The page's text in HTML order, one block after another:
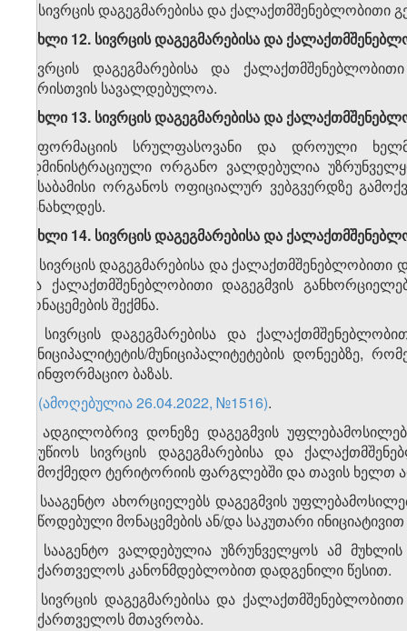
5. სივრცის დაგეგმარებისა და ქალაქთმშენებლობითი
მუხლი 12. სივრცის დაგეგმარებისა და
სივრცის დაგეგმარებისა და
პირისთვის სავალდებულოა.
მუხლი 13. სივრცის დაგეგმარებისა და
ინფორმაციის სრულფასოვანი და დროული
ადმინისტრაციული ორგანო ვალდებულია
შესაბამისი ორგანოს ოფიციალურ ვებგვერდზე
განახლდეს.
მუხლი 14. სივრცის დაგეგმარებისა და
1. სივრცის დაგეგმარებისა და ქალაქთმშენებლობითი
და ქალაქთმშენებლობითი დაგეგმვის
მონაცემების შექმნა.
2. სივრცის დაგეგმარებისა და
მუნიციპალიტეტის/მუნიციპალიტეტების დონეებზე,
საინფორმაციო ბაზას.
(ამოღებულია 26.04.2022, №1516).
4. ადგილობრივ დონეზე დაგეგმვის
გაუწიოს სივრცის დაგეგმარებისა და
სამოქმედო ტერიტორიის ფარგლებში და თავის ხელთ
5. სააგენტო ახორციელებს დაგეგმვის
მიწოდებული მონაცემების ან/და საკუთარი
6. სააგენტო ვალდებულია უზრუნველყოს ამ
საქართველოს კანონმდებლობით დადგენილი წესით.
7. სივრცის დაგეგმარებისა და
საქართველოს მთავრობა.